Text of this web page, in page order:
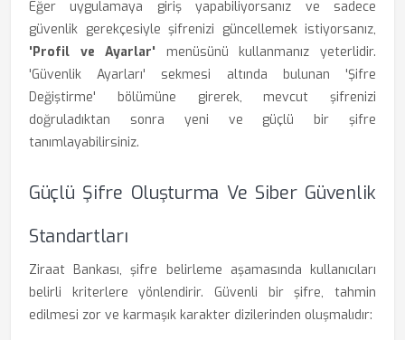
Eğer uygulamaya giriş yapabiliyorsanız ve sadece
güvenlik gerekçesiyle şifrenizi güncellemek istiyorsanız,
'Profil ve Ayarlar' menüsünü kullanmanız yeterlidir.
'Güvenlik Ayarları' sekmesi altında bulunan 'Şifre
Değiştirme' bölümüne girerek, mevcut şifrenizi
doğruladıktan sonra yeni ve güçlü bir şifre
tanımlayabilirsiniz.
Güçlü Şifre Oluşturma Ve Siber Güvenlik
Standartları
Ziraat Bankası, şifre belirleme aşamasında kullanıcıları
belirli kriterlere yönlendirir. Güvenli bir şifre, tahmin
edilmesi zor ve karmaşık karakter dizilerinden oluşmalıdır: